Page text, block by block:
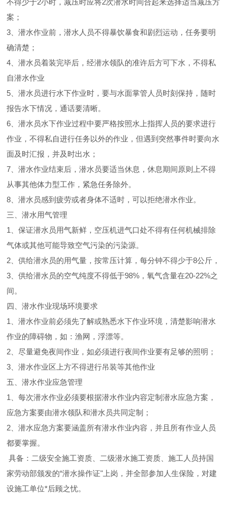
不得少于2小时，减压时应将2次潜水时间合起来选择适当减压方
案；
3、潜水作业前，潜水人员不得暴饮暴食和剧烈运动，任务要明
确清楚；
4、潜水员着装完毕后，经潜水领队的准许后方可下水，不得私
自潜水作业
5、潜水员进行水下作业时，要与水面掌管人员时刻保持，随时
报告水下情况，通话要清晰。
6、潜水员水下作业过程中要严格按照水上指挥人员的要求进行
作业，不得私自进行任务以外的作业，但遇到突然事件时要向水
面及时汇报，并及时出水；
7、潜水作业结束后，潜水员要适当休息，休息期间原则上不得
从事其他体力型工作，紧急任务除外。
8、潜水员感到疲劳或者身体不适时，可以拒绝潜水作业。
三、潜水用气管理
1、保证潜水员用气新鲜，空压机进气口处不得有任何机械排除
气体或其他可能导致空气污染的污染源。
2、供给潜水员的用气量，按常压计算，每分钟不得少于8公斤，
3、供给潜水员的空气纯度不得低于98%，氧气含量在20-22%之
间。
四、潜水作业现场环境要求
1、潜水作业前必须先了解或熟悉水下作业环境，清楚影响潜水
作业的障碍物，如：渔网，浮漂等。
2、尽量避免夜间作业，如必须进行夜间作业要有足够的照明；
3、潜水作业区上方不得进行吊装等其他作业
五、潜水作业应急管理
1、每次潜水作业必须要根据潜水作业内容定制潜水应急方案，
应急方案要由潜水领队和潜水员共同定制；
2、潜水应急方案要涵盖所有潜水作业内容，并且所有作业人员
都要掌握。
具备：二级安全施工资质、二级潜水施工资质、施工人员持国
家劳动部颁发的“潜水操作证"上岗，并全部参加人生保险，对建
设施工单位*后顾之忧。